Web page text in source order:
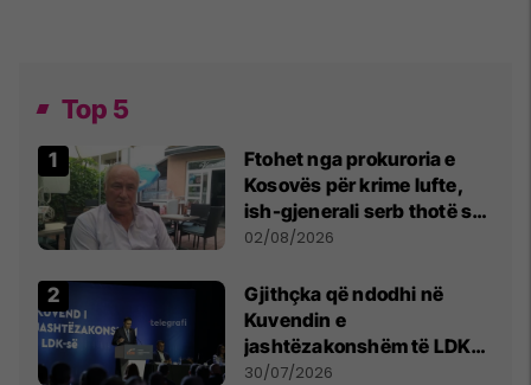
Top 5
Ftohet nga prokuroria e
Kosovës për krime lufte,
ish-gjenerali serb thotë se
dikush e tradhtoi në
02/08/2026
Gjithçka që ndodhi në
Kuvendin e
jashtëzakonshëm të LDK-
së
30/07/2026